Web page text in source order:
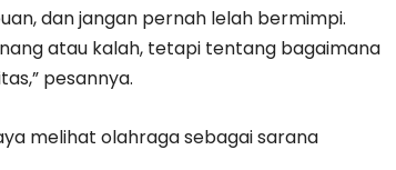
dan jangan pernah lelah bermimpi.
atau kalah, tetapi tentang bagaimana
pesannya.
melihat olahraga sebagai sarana